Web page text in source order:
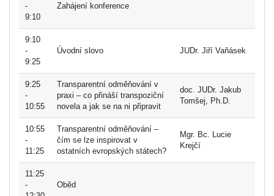
-
9:10
Zahájení konference
9:10
-
9:25
Úvodní slovo JUDr. Jiří Vaňásek
9:25
-
10:55
Transparentní odměňování v
praxi – co přináší transpoziční
novela a jak se na ni připravit
doc. JUDr. Jakub
Tomšej, Ph.D.
10:55
-
11:25
Transparentní odměňování –
čím se lze inspirovat v
ostatních evropských státech?
Mgr. Bc. Lucie
Krejčí
11:25
-
Oběd